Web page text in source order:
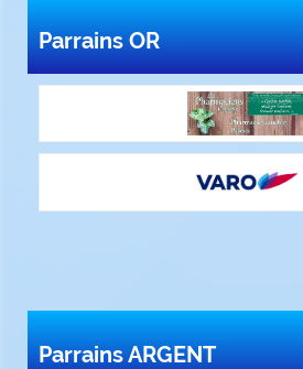
Parrains OR
Parrains ARGENT